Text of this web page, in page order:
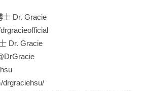
士 Dr. Gracie
Dr. Gracie